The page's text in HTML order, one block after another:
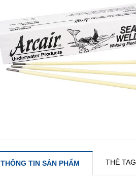
THÔNG TIN SẢN PHẨM THẺ TAG